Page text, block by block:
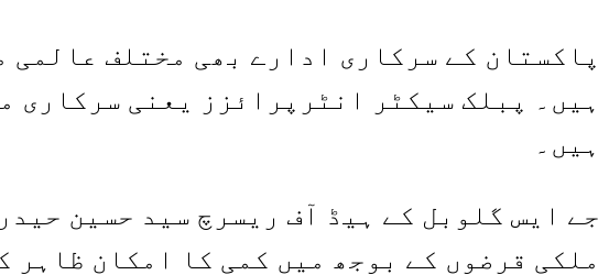
پاکستان کے سرکاری ادارے بھی مختلف
ہیں۔ پبلک سیکٹر انٹرپرائزز یعنی سرکاری
ہیں۔
جے ایس گلوبل کے ہیڈ آف ریسرچ سید حسین
ملکی قرضوں کے بوجھ میں کمی کا امکان